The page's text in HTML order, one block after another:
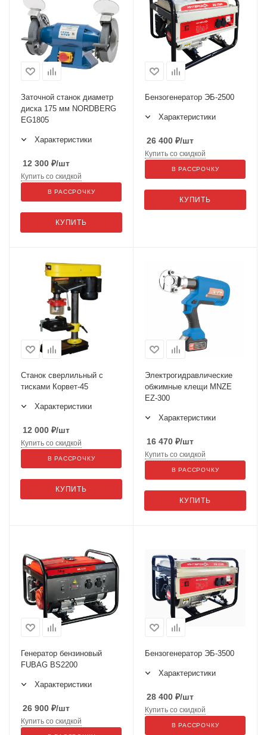
Заточной станок диаметр
диска 175 мм NORDBERG
EG1805
Характеристики
12 300 ₽/шт
КУПИТЬ
Купить со скидкой
В РАССРОЧКУ
Бензогенератор ЭБ-2500
Характеристики
26 400 ₽/шт
КУПИТЬ
Купить со скидкой
В РАССРОЧКУ
Станок сверлильный с
тисками Корвет-45
Характеристики
12 000 ₽/шт
КУПИТЬ
Купить со скидкой
В РАССРОЧКУ
Электрогидравлические
обжимные клещи MNZE
EZ-300
Характеристики
16 470 ₽/шт
КУПИТЬ
Купить со скидкой
В РАССРОЧКУ
Генератор бензиновый
FUBAG BS2200
Характеристики
26 900 ₽/шт
Купить со скидкой
Бензогенератор ЭБ-3500
Характеристики
28 400 ₽/шт
Купить со скидкой
В РАССРОЧКУ